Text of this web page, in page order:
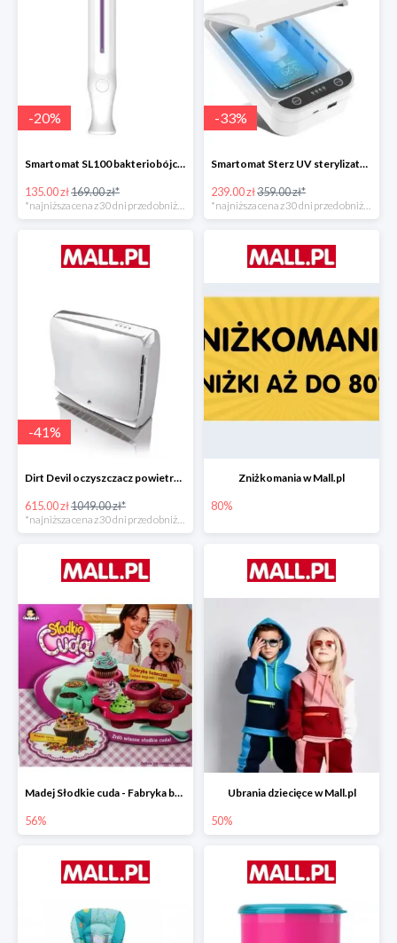
-20%
Smartomat SL100 bakteriobójcza lampa UV -20%
135.00 zł169.00 zł*
-33%
Smartomat Sterz UV sterylizator -33%
239.00 zł359.00 zł*
-41%
Dirt Devil oczyszczacz powietrza Pureza 350 -41%
615.00 zł1049.00 zł*
*najniższa cena z 30 dni przed obniżką
Zniżkomania w Mall.pl
80%
Madej Słodkie cuda - Fabryka babeczek
56%
Ubrania dziecięce w Mall.pl
50%